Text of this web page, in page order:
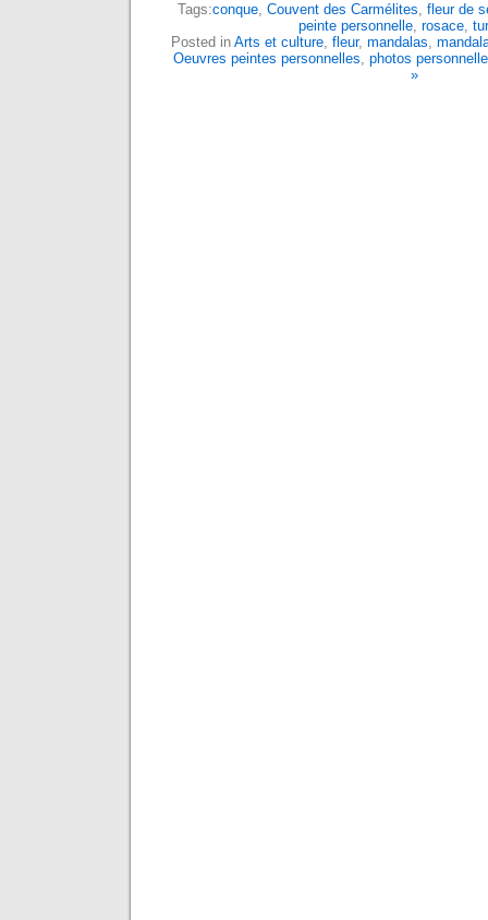
Tags:conque, Couvent des Carmélites, fleur de
peinte personnelle, rosace,
Posted in Arts et culture, fleur, mandalas,
Oeuvres peintes personnelles, photos
»